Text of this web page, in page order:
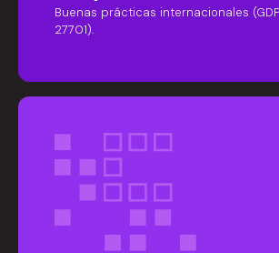
Buenas prácticas internacionales
27701).